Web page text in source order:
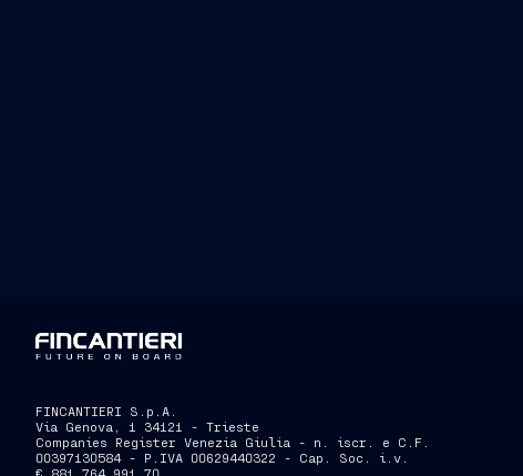
FINCANTIERI S.p.A.
Via Genova, 1 34121 - Trieste
Companies Register Venezia Giulia - n. iscr. e C.F.
00397130584 - P.IVA 00629440322 - Cap. Soc. i.v.